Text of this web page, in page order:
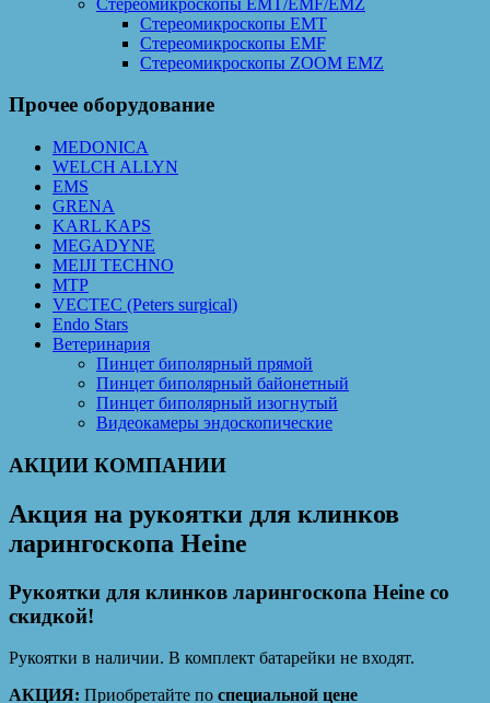
Стереомикроскопы EMT
Стереомикроскопы EMF
Cтереомикроскопы ZOOM EMZ
Прочее оборудование
MEDONICA
WELCH ALLYN
EMS
GRENA
KARL KAPS
MEGADYNE
MEIJI TECHNO
MTP
VECTEC (Peters surgical)
Endo Stars
Ветеринария
Пинцет биполярный прямой
Пинцет биполярный байонетный
Пинцет биполярный изогнутый
Видеокамеры эндоскопические
АКЦИИ КОМПАНИИ
Акция на рукоятки для клинков
ларингоскопа Heine
Рукоятки для клинков ларингоскопа Heine со
скидкой!
Рукоятки в наличии. В комплект батарейки не входят.
АКЦИЯ: Приобретайте по специальной цене